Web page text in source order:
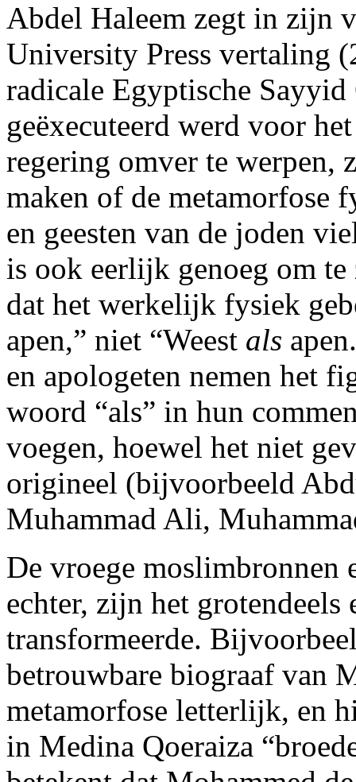
Abdel Haleem zegt in zijn
University Press vertaling
radicale Egyptische
geëxecuteerd werd voor
regering omver te werpen,
maken of de metamorfose
en geesten van de joden
is ook eerlijk genoeg om te
dat het werkelijk fysiek
apen,” niet “Weest als
en apologeten nemen het
woord “als” in hun
voegen, hoewel het niet
origineel (bijvoorbeeld
Muhammad Ali,
De vroege moslimbronnen
echter, zijn het
transformeerde.
betrouwbare biograaf van
metamorfose letterlijk, en
in Medina Qoeraiza